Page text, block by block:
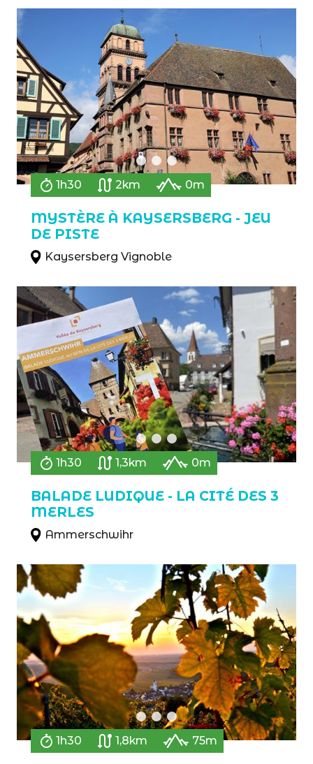
1h30 2km 0m
MYSTÈRE À KAYSERSBERG - JEU
DE PISTE
Kaysersberg Vignoble
1h30 1,3km 0m
BALADE LUDIQUE - LA CITÉ DES 3
MERLES
Ammerschwihr
1h30 1,8km 75m